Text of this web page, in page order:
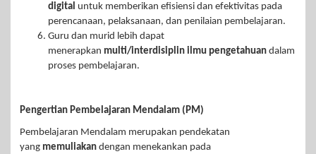
digital untuk memberikan efisiensi dan efektivitas pada
perencanaan, pelaksanaan, dan penilaian pembelajaran.
Guru dan murid lebih dapat
menerapkan multi/interdisiplin ilmu pengetahuan dalam
proses pembelajaran.
Pengertian Pembelajaran Mendalam (PM)
Pembelajaran Mendalam merupakan pendekatan
yang memuliakan dengan menekankan pada